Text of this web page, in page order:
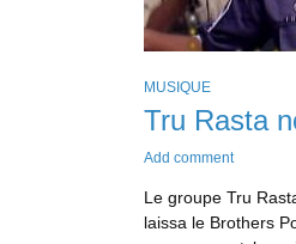
MUSIQUE
Tru Rasta
Add comment
Le groupe Tru
laissa le Brothers